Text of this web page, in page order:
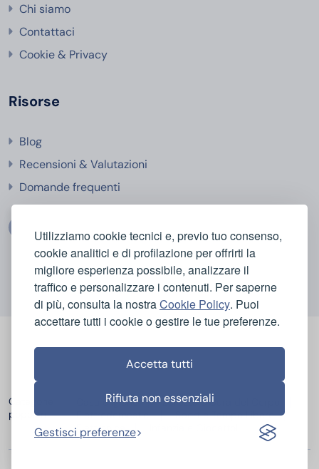
Utilizziamo cookie tecnici e, previo tuo consenso,
cookie analitici e di profilazione per offrirti la
migliore esperienza possibile, analizzare il
traffico e personalizzare i contenuti. Per saperne
di più, consulta la nostraCookie Policy. Puoi
accettare tutti i cookie o gestire le tue preferenze.
Accetta tutti
Rifiuta non essenziali
Gestisci preferenze
Chi siamo
Contattaci
Cookie & Privacy
Risorse
Blog
Recensioni & Valutazioni
Domande frequenti
Categorie
popolari
Casa e Igiene
Bellezza e Cura del Corpo
Elettrodomestici
Sport e Tempo Libero
Elettronica